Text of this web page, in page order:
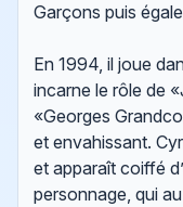
Garçons puis
En 1994, il joue
incarne le rôle de
«Georges
et envahissant.
et apparaît coiffé
personnage, qui